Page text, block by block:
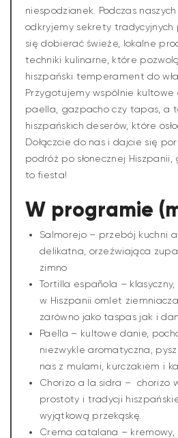
niespodzianek. Podczas
odkryjemy sekrety tradycyjnych
się dobierać świeże, lokalne
techniki kulinarne, które
hiszpański temperament do
Przygotujemy wspólnie kultowe
paella, gazpacho czy tapas, a
hiszpańskich deserów, które
Dołączcie do nas i dajcie się
podróż po słonecznej Hiszpanii,
to fiesta!
W programie
Salmorejo – przebój kuchni
delikatna, orzeźwiająca
zimno
Tortilla española –
w Hiszpanii omlet
zarówno jako taspas jak i
Paella – kultowe danie,
niezwykle aromatyczna,
nas z mulami, kurczakiem i
Chorizo a la sidra – chorizo
prostoty i tradycji
wyjątkową przekąskę.
Crema catalana – kremowy,